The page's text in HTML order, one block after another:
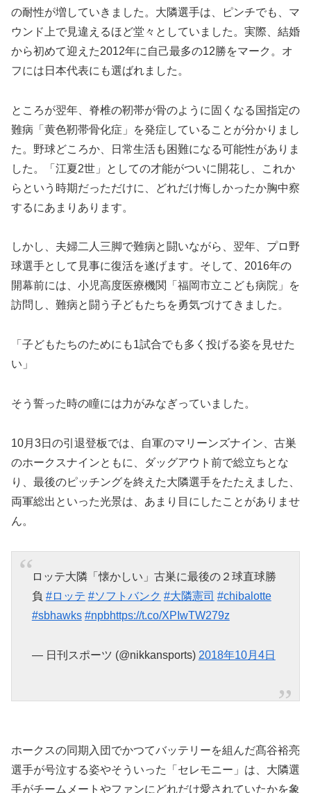
の耐性が増していきました。大隣選手は、ピンチでも、マ
ウンド上で見違えるほど堂々としていました。実際、結婚
から初めて迎えた2012年に自己最多の12勝をマーク。オ
フには日本代表にも選ばれました。
ところが翌年、脊椎の靭帯が骨のように固くなる国指定の
難病「黄色靭帯骨化症」を発症していることが分かりまし
た。野球どころか、日常生活も困難になる可能性がありま
した。「江夏2世」としての才能がついに開花し、これか
らという時期だっただけに、どれだけ悔しかったか胸中察
するにあまりあります。
しかし、夫婦二人三脚で難病と闘いながら、翌年、プロ野
球選手として見事に復活を遂げます。そして、2016年の
開幕前には、小児高度医療機関「福岡市立こども病院」を
訪問し、難病と闘う子どもたちを勇気づけてきました。
「子どもたちのためにも1試合でも多く投げる姿を見せた
い」
そう誓った時の瞳には力がみなぎっていました。
10月3日の引退登板では、自軍のマリーンズナイン、古巣
のホークスナインともに、ダッグアウト前で総立ちとな
り、最後のピッチングを終えた大隣選手をたたえました、
両軍総出といった光景は、あまり目にしたことがありませ
ん。
ロッテ大隣「懐かしい」古巣に最後の２球直球勝
負 #ロッテ #ソフトバンク #大隣憲司 #chibalotte
#sbhawks #npbhttps://t.co/XPIwTW279z
— 日刊スポーツ (@nikkansports) 2018年10月4日
ホークスの同期入団でかつてバッテリーを組んだ髙谷裕亮
選手が号泣する姿やそういった「セレモニー」は、大隣選
手がチームメートやファンにどれだけ愛されていたかを象